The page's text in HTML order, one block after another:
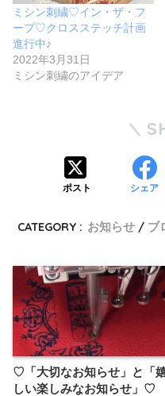
ミシン刺繍♡イン・ザ・フ
ープ♡クロスステッチ計画
進行中♪
2022年3月31日
ミシン刺繍のアイデア
ポスト シェア
CATEGORY : お知らせ ブ
♡「大切なお知らせ」と「
しい楽しみなお知らせ」♡